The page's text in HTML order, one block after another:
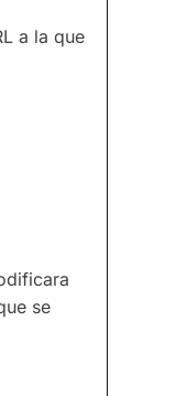
a la que
se